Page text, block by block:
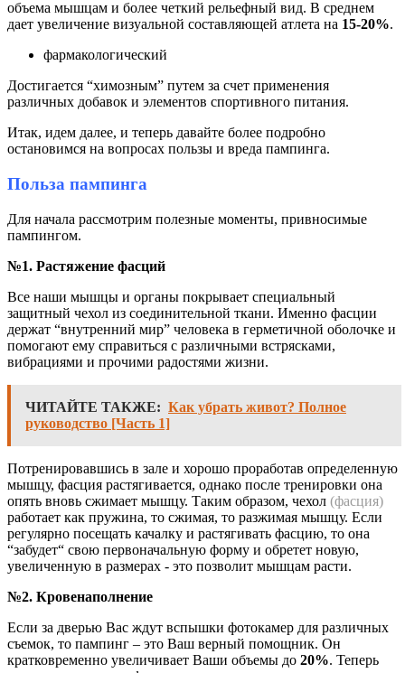
объема мышцам и более четкий рельефный вид. В среднем
дает увеличение визуальной составляющей атлета на 15-20%.
фармакологический
Достигается “химозным” путем за счет применения
различных добавок и элементов спортивного питания.
Итак, идем далее, и теперь давайте более подробно
остановимся на вопросах пользы и вреда пампинга.
Польза пампинга
Для начала рассмотрим полезные моменты, привносимые
пампингом.
№1. Растяжение фасций
Все наши мышцы и органы покрывает специальный
защитный чехол из соединительной ткани. Именно фасции
держат “внутренний мир” человека в герметичной оболочке и
помогают ему справиться с различными встрясками,
вибрациями и прочими радостями жизни.
ЧИТАЙТЕ ТАКЖЕ: Как убрать живот? Полное
руководство [Часть 1]
Потренировавшись в зале и хорошо проработав определенную
мышцу, фасция растягивается, однако после тренировки она
опять вновь сжимает мышцу. Таким образом, чехол (фасция)
работает как пружина, то сжимая, то разжимая мышцу. Если
регулярно посещать качалку и растягивать фасцию, то она
“забудет“ свою первоначальную форму и обретет новую,
увеличенную в размерах - это позволит мышцам расти.
№2. Кровенаполнение
Если за дверью Вас ждут вспышки фотокамер для различных
съемок, то пампинг – это Ваш верный помощник. Он
кратковременно увеличивает Ваши объемы до 20%. Теперь